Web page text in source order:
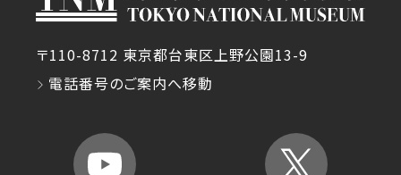
〒110-8712 東京都台東区上野公園13-9
電話番号のご案内へ移動